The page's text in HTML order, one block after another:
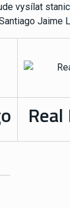
vysílat
Jaime